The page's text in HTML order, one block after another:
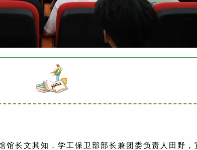
馆长文其知，学工保卫部部长兼团委负责人田野，